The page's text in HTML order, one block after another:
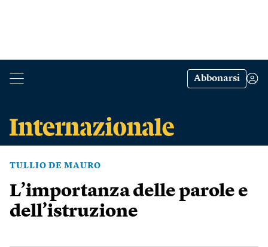
Abbonarsi
TULLIO DE MAURO
L’importanza delle parole e
dell’istruzione